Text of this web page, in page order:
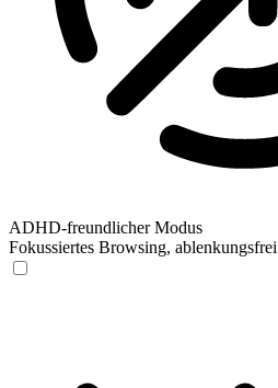
ADHD-freundlicher Modus
Fokussiertes Browsing, ablenkungsfrei